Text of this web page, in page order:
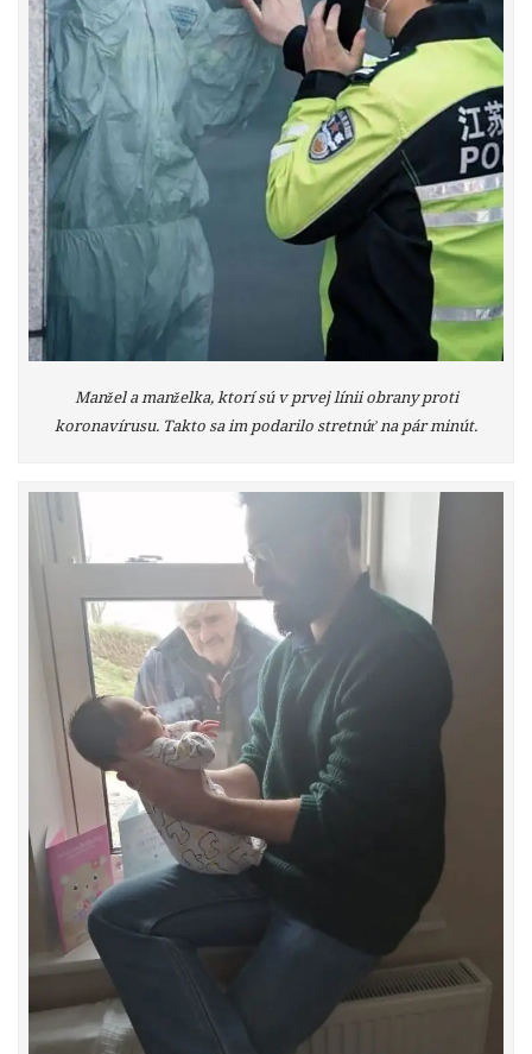
Manžel a manželka, ktorí sú v prvej línii obrany proti
koronavírusu. Takto sa im podarilo stretnúť na pár minút.